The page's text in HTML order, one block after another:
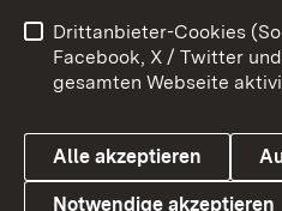
Benutzungshinweise
Datenschutz
Drittanbieter-Cookies
Facebook, X / Twitter
gesamten Webseite
Alle akzeptieren
Notwendige akzeptieren